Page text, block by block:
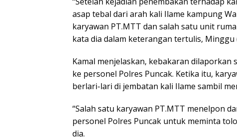
asap tebal dari arah kali Ilame kampung
karyawan PT.MTT dan salah satu unit
kata dia dalam keterangan tertulis, Minggu
Kamal menjelaskan, kebakaran dilaporkan
ke personel Polres Puncak. Ketika itu,
berlari-lari di jembatan kali Ilame sambil
“Salah satu karyawan PT.MTT menelpon
personel Polres Puncak untuk meminta
dia.